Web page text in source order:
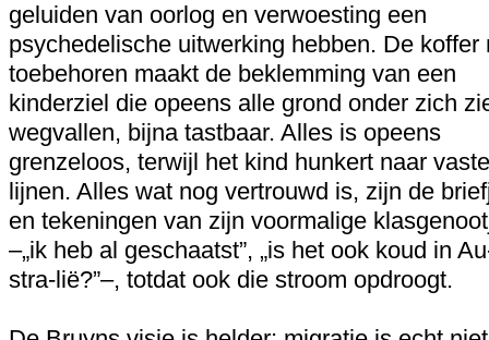
geluiden van oorlog en verwoesting een
psychedelische uitwerking hebben. De koffer
toebehoren maakt de beklemming van een
kinderziel die opeens alle grond onder zich
wegvallen, bijna tastbaar. Alles is opeens
grenzeloos, terwijl het kind hunkert naar vaste
lijnen. Alles wat nog vertrouwd is, zijn de
en tekeningen van zijn voormalige
–„ik heb al geschaatst”, „is het ook koud in
stra-lië?”–, totdat ook die stroom opdroogt.